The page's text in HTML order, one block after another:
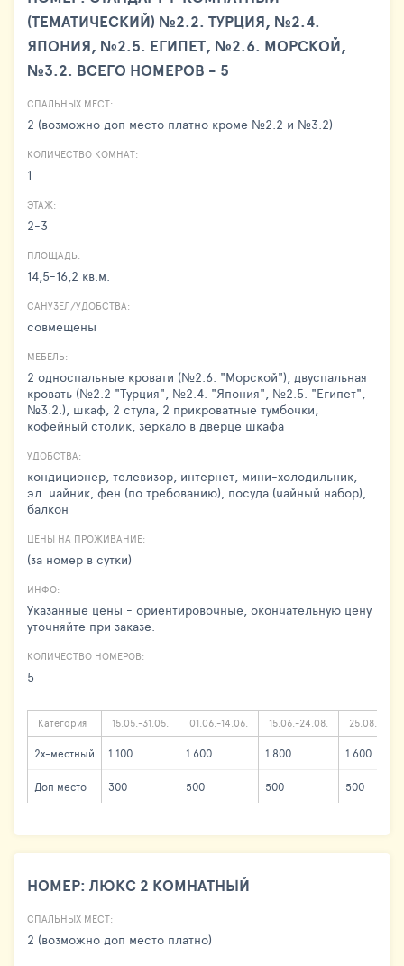
(ТЕМАТИЧЕСКИЙ) №2.2. ТУРЦИЯ, №2.4.
ЯПОНИЯ, №2.5. ЕГИПЕТ, №2.6. МОРСКОЙ,
№3.2. ВСЕГО НОМЕРОВ - 5
СПАЛЬНЫХ МЕСТ:
2 (возможно доп место платно кроме №2.2 и №3.2)
КОЛИЧЕСТВО КОМНАТ:
1
ЭТАЖ:
2-3
ПЛОЩАДЬ:
14,5-16,2 кв.м.
САНУЗЕЛ/УДОБСТВА:
совмещены
МЕБЕЛЬ:
2 односпальные кровати (№2.6. "Морской"), двуспальная
кровать (№2.2 "Турция", №2.4. "Япония", №2.5. "Египет",
№3.2.), шкаф, 2 стула, 2 прикроватные тумбочки,
кофейный столик, зеркало в дверце шкафа
УДОБСТВА:
кондиционер, телевизор, интернет, мини-холодильник,
эл. чайник, фен (по требованию), посуда (чайный набор),
балкон
ЦЕНЫ НА ПРОЖИВАНИЕ:
(за номер в сутки)
ИНФО:
Указанные цены - ориентировочные, окончательную цену
уточняйте при заказе.
КОЛИЧЕСТВО НОМЕРОВ:
5
Категория 15.05.-31.05. 01.06.-14.06. 15.06.-24.08. 25.08.-
2х-местный 1 100 1 600 1 800 1 600
Доп место 300 500 500 500
НОМЕР: ЛЮКС 2 КОМНАТНЫЙ
СПАЛЬНЫХ МЕСТ:
2 (возможно доп место платно)